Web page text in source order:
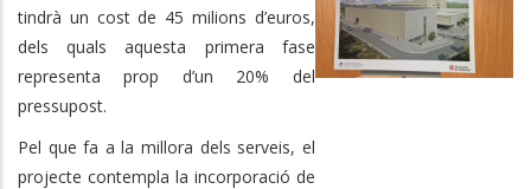
tindrà un cost de 45 milions d’euros,
dels quals aquesta primera fase
representa prop d’un 20% del
pressupost.
Pel que fa a la millora dels serveis, el
projecte contempla la incorporació de